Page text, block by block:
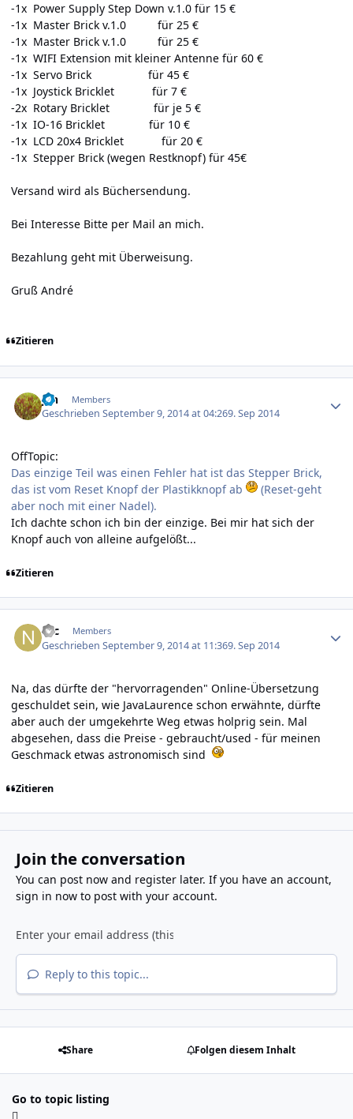
-1x Power Supply Step Down v.1.0 für 15 €
-1x Master Brick v.1.0 für 25 €
-1x Master Brick v.1.0 für 25 €
-1x WIFI Extension mit kleiner Antenne für 60 €
-1x Servo Brick für 45 €
-1x Joystick Bricklet für 7 €
-2x Rotary Bricklet für je 5 €
-1x IO-16 Bricklet für 10 €
-1x LCD 20x4 Bricklet für 20 €
-1x Stepper Brick (wegen Restknopf) für 45€
Versand wird als Büchersendung.
Bei Interesse Bitte per Mail an mich.
Bezahlung geht mit Überweisung.
Gruß André
Zitieren
jan Members
GeschriebenSeptember 9, 2014 at 04:269. Sep 2014
OffTopic:
Das einzige Teil was einen Fehler hat ist das Stepper Brick,
das ist vom Reset Knopf der Plastikknopf ab
(Reset-geht
aber noch mit einer Nadel).
Ich dachte schon ich bin der einzige. Bei mir hat sich der
Knopf auch von alleine aufgelößt...
Zitieren
Nic Members
GeschriebenSeptember 9, 2014 at 11:369. Sep 2014
Na, das dürfte der "hervorragenden" Online-Übersetzung
geschuldet sein, wie JavaLaurence schon erwähnte, dürfte
aber auch der umgekehrte Weg etwas holprig sein. Mal
abgesehen, dass die Preise - gebraucht/used - für meinen
Geschmack etwas astronomisch sind
Zitieren
Join the conversation
You can post now and register later. If you have an account,
sign in nowto post with your account.
Reply to this topic...
Share Folgen diesem Inhalt
Go to topic listing